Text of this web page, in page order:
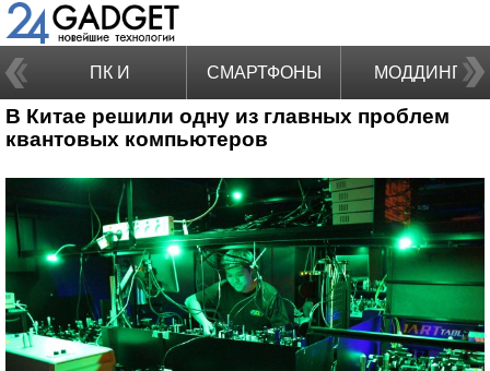
ПК И
НОУТБУКИ
СМАРТФОНЫ МОДДИНГ
В Китае решили одну из главных проблем
квантовых компьютеров